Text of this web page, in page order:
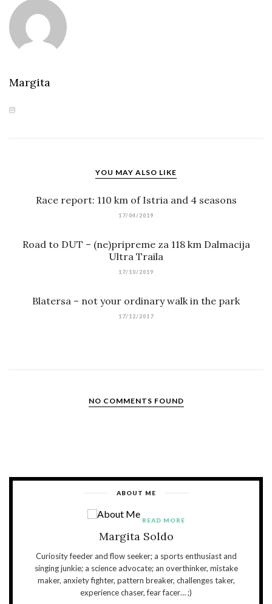
Margita
YOU MAY ALSO LIKE
Race report: 110 km of Istria and 4 seasons
17/04/2019
Road to DUT – (ne)pripreme za 118 km Dalmacija
Ultra Traila
17/10/2019
Blatersa – not your ordinary walk in the park
17/12/2017
NO COMMENTS FOUND
ABOUT ME
Margita Soldo
Curiosity feeder and flow seeker; a sports enthusiast and
singing junkie; a science advocate; an overthinker, mistake
maker, anxiety fighter, pattern breaker, challenges taker,
experience chaser, fear facer… ;)
READ MORE